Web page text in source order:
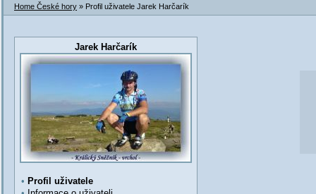
Home České hory » Profil uživatele Jarek Harčarík
Jarek Harčarík
• Profil uživatele